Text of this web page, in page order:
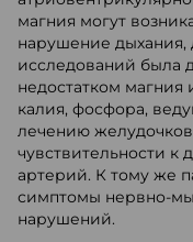
магния могут
нарушение
исследований была
недостатком
калия, фосфора,
лечению
чувствительности к
артерий. К тому же
симптомы нервно-
нарушений.